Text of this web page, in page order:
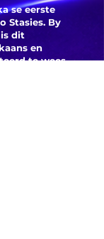
se eerste
Stasies. By
is dit
en
te wees.